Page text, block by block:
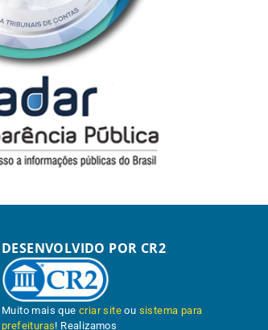
DESENVOLVIDO POR CR2
Muito mais quecriar site ou sistema para
prefeituras! Realizamos